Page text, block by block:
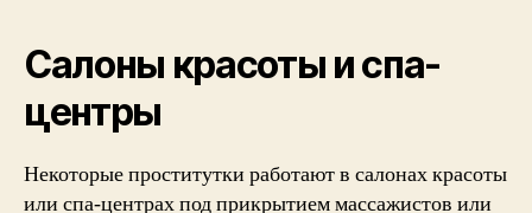
Салоны красоты и спа-
центры
Некоторые проститутки работают в салонах красоты
или спа-центрах под прикрытием массажистов или